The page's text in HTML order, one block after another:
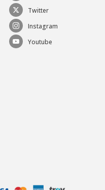
Twitter
Instagram
Youtube